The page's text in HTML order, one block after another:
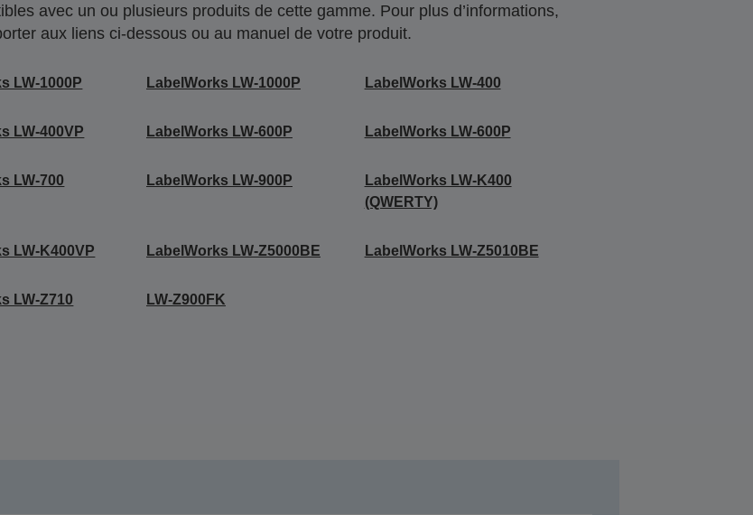
avec un ou plusieurs produits de cette gamme. Pour plus d’informations,
aux liens ci-dessous ou au manuel de votre produit.
LW-1000P LabelWorks LW-1000P LabelWorks LW-400
LW-400VP LabelWorks LW-600P LabelWorks LW-600P
LW-700 LabelWorks LW-900P
LabelWorks LW-K400
(QWERTY)
LW-K400VP LabelWorks LW-Z5000BE LabelWorks LW-Z5010BE
LW-Z710 LW-Z900FK